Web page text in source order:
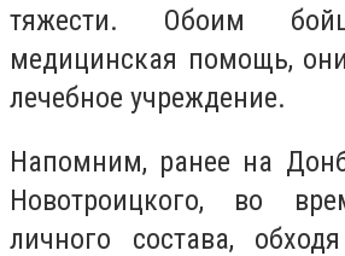
тяжести. Обоим
медицинская помощь,
лечебное учреждение.
Напомним, ранее на
Новотроицкого, во
личного состава,